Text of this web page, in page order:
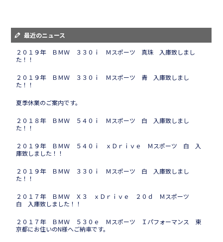
最近のニュース
２０１９年 ＢＭＷ ３３０ｉ Ｍスポーツ 真珠 入庫致しまし
た！！
２０１９年 ＢＭＷ ３３０ｉ Ｍスポーツ 青 入庫致しまし
た！！
夏季休業のご案内です。
２０１８年 ＢＭＷ ５４０ｉ Ｍスポーツ 白 入庫致しまし
た！！
２０１９年 ＢＭＷ ５４０ｉ ｘＤｒｉｖｅ Ｍスポーツ 白 入
庫致しました！！
２０１９年 ＢＭＷ ３３０ｉ Ｍスポーツ 白 入庫致しまし
た！！
２０１７年 ＢＭＷ Ｘ３ ｘＤｒｉｖｅ ２０ｄ Ｍスポーツ
白 入庫致しました！！
２０１７年 ＢＭＷ ５３０ｅ Ｍスポーツ Ｉパフォーマンス 東
京都にお住いのN様へご納車です。